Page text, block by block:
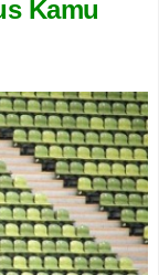
Kamu